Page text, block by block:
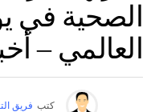
الصحية في
العالمي –
كتب فريق